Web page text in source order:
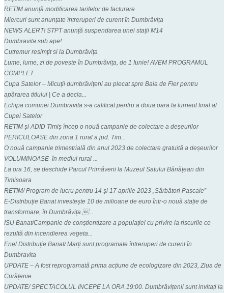
RETIM anunță modificarea tarifelor de facturare
Miercuri sunt anunțate întreruperi de curent în Dumbrăvița
NEWS ALERT! STPT anunță suspendarea unei stații M14
Dumbravita sub ape!
Cutremur resimțit si la Dumbrăvița
Lume, lume, zi de poveste în Dumbrăvița, de 1 Iunie! AVEM PROGRAMUL
COMPLET
Cupa Satelor – Micuții dumbrăvițeni au plecat spre Baia de Fier pentru
apărarea titlului | Ce a decla...
Echipa comunei Dumbravita s-a calificat pentru a doua oara la turneul final al
Cupei Satelor
RETIM și ADID Timiș încep o nouă campanie de colectare a deșeurilor
PERICULOASE din zona 1 rural a jud. Tim...
O nouă campanie trimestrială din anul 2023 de colectare gratuită a deșeurilor
VOLUMINOASE în mediul rural ...
La ora 16, se deschide Parcul Primăverii la Muzeul Satului Bănățean din
Timișoara
RETIM/ Program de lucru pentru 14 și 17 aprilie 2023 „Sărbători Pascale”
E-Distribuție Banat investește 10 de milioane de euro într-o nouă stație de
transformare, în Dumbrăvița ...
ISU Banat/Campanie de conștientizare a populației cu privire la riscurile ce
rezultă din incendierea vegeta...
Enel Distribuție Banat/ Marți sunt programate întreruperi de curent în
Dumbravita
UPDATE – A fost reprogramată prima acțiune de ecologizare din 2023, Ziua de
Curățenie
UPDATE/ SPECTACOLUL INCEPE LA ORA 19:00. Dumbrăvițenii sunt invitați la